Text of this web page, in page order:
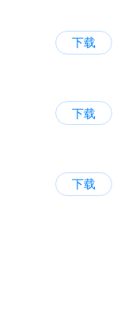
下载
下载
下载